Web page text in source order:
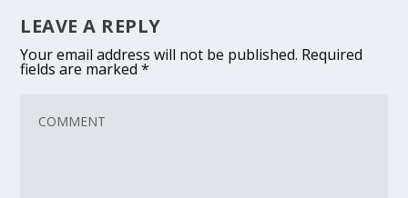
LEAVE A REPLY
Your email address will not be published. Required
fields are marked*